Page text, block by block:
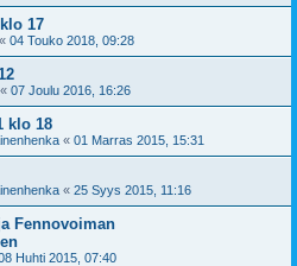
17
« 04 Touko 2018, 09:28
« 07 Joulu 2016, 16:26
klo 18
« 01 Marras 2015, 15:31
« 25 Syys 2015, 11:16
Fennovoiman
Huhti 2015, 07:40